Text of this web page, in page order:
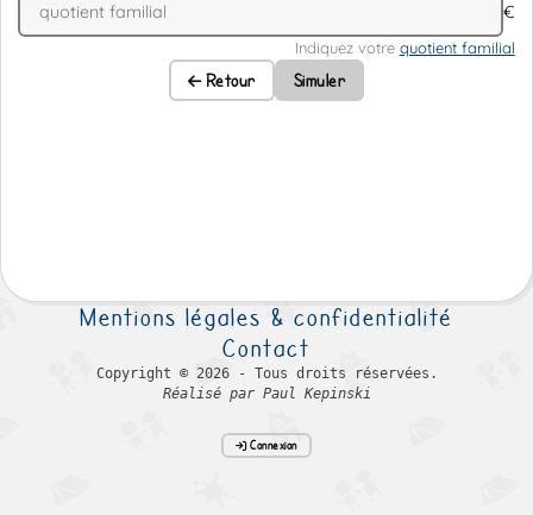
€
Indiquez votre quotient familial
Retour Simuler
Mentions légales & confidentialité
Contact
Copyright © 2026 - Tous droits réservées.
Réalisé par Paul Kepinski
Connexion